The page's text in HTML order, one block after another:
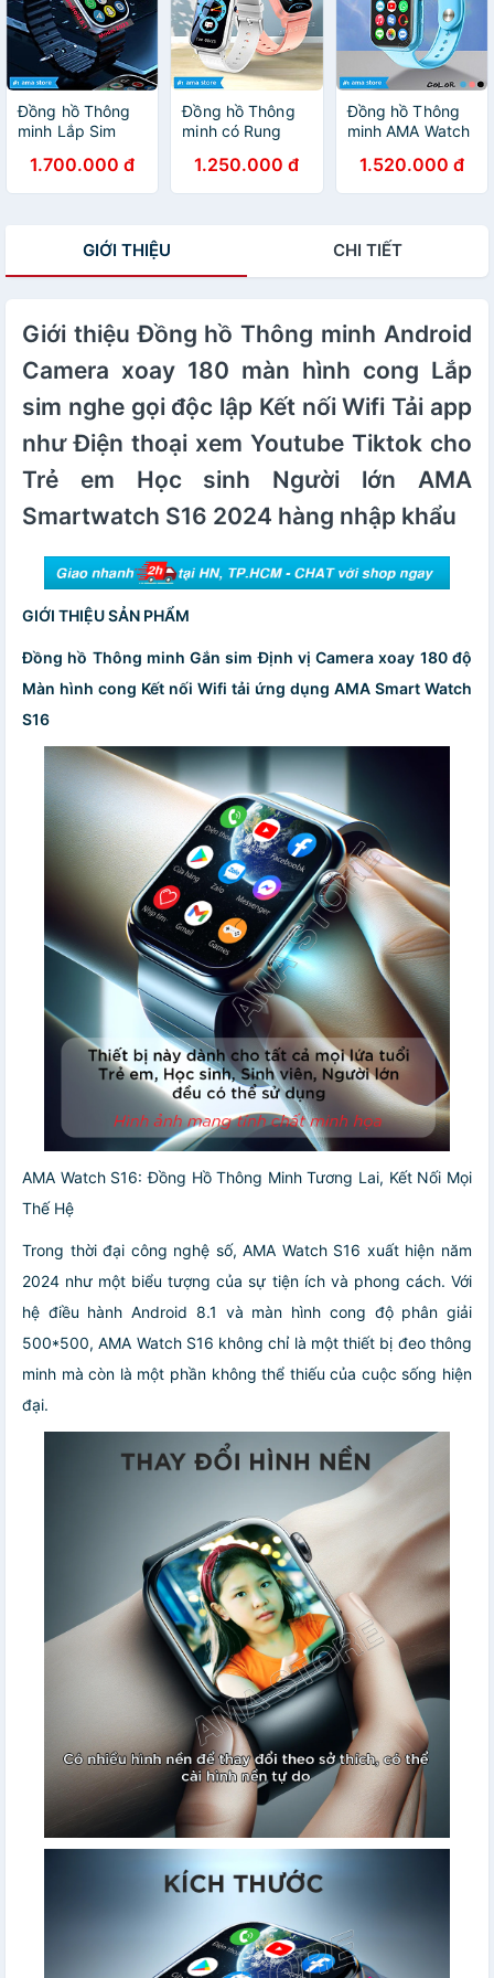
App qua CH.
play FB
Messenger
Skype Viber
Wechat Line Tele
xem được Video
Youtube TikTok
chơi Game cho
Trẻ em Người lớn
nhập khẩu
xem Youtube Tik
Tok cho Trẻ em
Học sinh Người
lớn Kết nối Wifi
4G Bluetooth
Hàng nhập khẩu
Đồng hồ Thông
minh Lắp Sim
Google kết nối
Wifi 4G
Youtube TikTok
Viber Wechat
Kakao Line Tele
chơi Game AMA
Android 8.1 cho
Trẻ em Người lớn
Hàng nhập khẩu
1.700.000 đ
Đồng hồ Thông
minh có Rung
phiên bản Mini
Định Wifi cho Trẻ
1.250.000 đ
Đồng hồ Thông
minh AMA Watch
xem được
Youtube Gắn sim
Chính Hãng
1.520.000 đ
GIỚI THIỆU CHI TIẾT
Giới thiệu Đồng hồ Thông minh Android
Camera xoay 180 màn hình cong Lắp
sim nghe gọi độc lập Kết nối Wifi Tải app
như Điện thoại xem Youtube Tiktok cho
Trẻ em Học sinh Người lớn AMA
Smartwatch S16 2024 hàng nhập khẩu
GIỚI THIỆU SẢN PHẨM
Đồng hồ Thông minh Gắn sim Định vị Camera xoay 180 độ
Màn hình cong Kết nối Wifi tải ứng dụng AMA Smart Watch
S16
AMA Watch S16: Đồng Hồ Thông Minh Tương Lai, Kết Nối Mọi
Thế Hệ
Trong thời đại công nghệ số, AMA Watch S16 xuất hiện năm
2024 như một biểu tượng của sự tiện ích và phong cách. Với
hệ điều hành Android 8.1 và màn hình cong độ phân giải
500*500, AMA Watch S16 không chỉ là một thiết bị đeo thông
minh mà còn là một phần không thể thiếu của cuộc sống hiện
đại.